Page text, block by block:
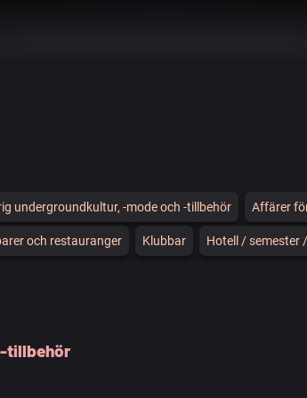
undergroundkultur, -mode och -tillbehör Affärer
och restauranger Klubbar Hotell / semester
tillbehör